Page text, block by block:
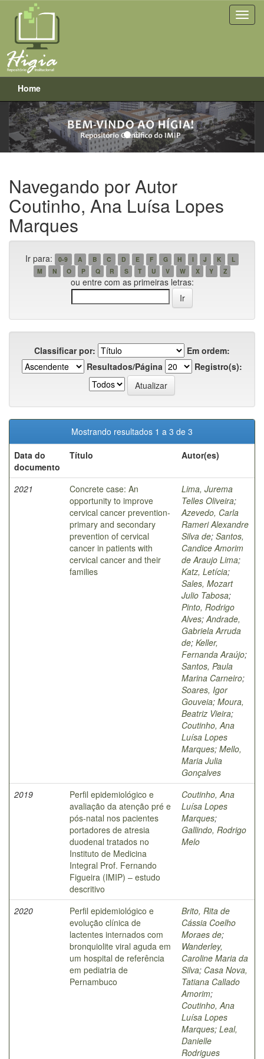
Skip
navigation
Home
Previous Next
Navegando por Autor
Coutinho, Ana Luísa Lopes
Marques
Ir para: 0-9 A B C D E F G H I J K
L
M
N O P Q R S T U V W X Y Z
ou entre com as primeiras letras:
Classificar por:
Em ordem:
Resultados/Página
Registro(s):
Mostrando resultados 1 a 3 de 3
Data do
documento
Título Autor(es)
2021
Concrete case: An
opportunity to improve
cervical cancer prevention-
primary and secondary
prevention of cervical
cancer in patients with
cervical cancer and their
families
Lima, Jurema
Telles Oliveira;
Azevedo, Carla
Rameri Alexandre
Silva de; Santos,
Candice Amorim
de Araujo Lima;
Katz, Letícia;
Sales, Mozart
Julio Tabosa;
Pinto, Rodrigo
Alves; Andrade,
Gabriela Arruda
de; Keller,
Fernanda Araújo;
Santos, Paula
Marina Carneiro;
Soares, Igor
Gouveia; Moura,
Beatriz Vieira;
Coutinho, Ana
Luísa Lopes
Marques; Mello,
Maria Julia
Gonçalves
2019
Perfil epidemiológico e
avaliação da atenção pré e
pós-natal nos pacientes
portadores de atresia
duodenal tratados no
Instituto de Medicina
Integral Prof. Fernando
Figueira (IMIP) – estudo
descritivo
Coutinho, Ana
Luísa Lopes
Marques;
Gallindo, Rodrigo
Melo
2020
Perfil epidemiológico e
evolução clínica de
lactentes internados com
bronquiolite viral aguda em
um hospital de referência
em pediatria de
Pernambuco
Brito, Rita de
Cássia Coelho
Moraes de;
Wanderley,
Caroline Maria da
Silva; Casa Nova,
Tatiana Callado
Amorim;
Coutinho, Ana
Luísa Lopes
Marques; Leal,
Danielle
Rodrigues